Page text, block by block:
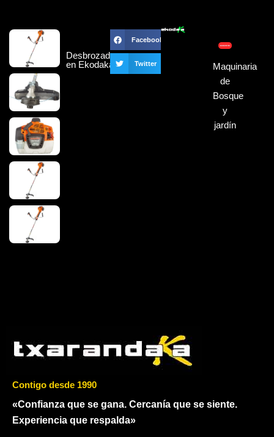
Desbrozadora
en Ekodaka
Facebook
Twitter
Maquinaria
de
Bosque
y
jardín
Contigo desde 1990
«Confianza que se gana. Cercanía que se siente.
Experiencia que respalda»